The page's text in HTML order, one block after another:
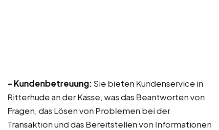
– Kundenbetreuung: Sie bieten Kundenservice in
Ritterhude an der Kasse, was das Beantworten von
Fragen, das Lösen von Problemen bei der
Transaktion und das Bereitstellen von Informationen